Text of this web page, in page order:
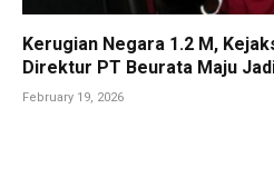
Kerugian Negara 1.2 M,
Direktur PT Beurata Maju
February 19, 2026